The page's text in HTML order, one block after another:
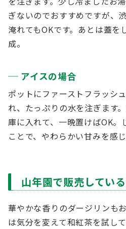
ぎないのでおすすめですが、
淹れてもOKです。あとは蓋を
成。
アイスの場合
ポットにファーストフラッシ
れ、たっぷりの水を注ぎます
庫に入れて、一晩置けばOK。
ことで、やわらかい甘みを感じ
山年園で販売してい
華やかな香りのダージリンも
は気分を変えて和紅茶を試し